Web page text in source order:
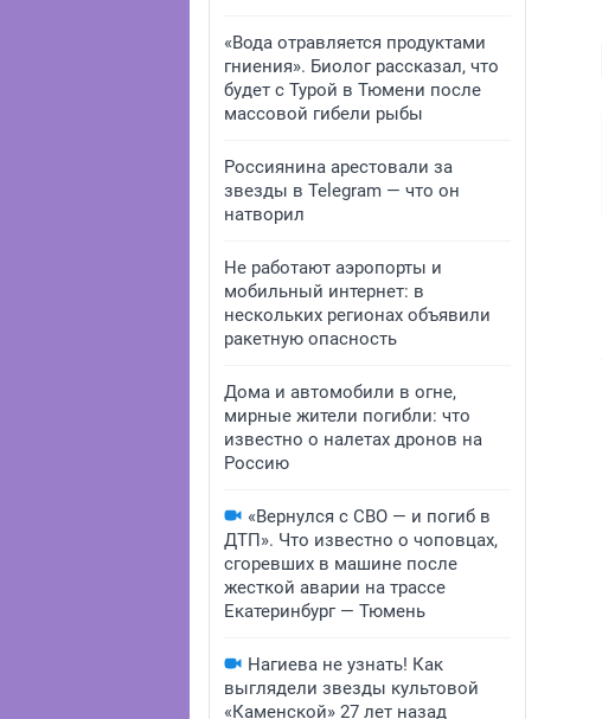
«Вода отравляется продуктами
гниения». Биолог рассказал, что
будет с Турой в Тюмени после
массовой гибели рыбы
Россиянина арестовали за
звезды в Telegram — что он
натворил
Не работают аэропорты и
мобильный интернет: в
нескольких регионах объявили
ракетную опасность
Дома и автомобили в огне,
мирные жители погибли: что
известно о налетах дронов на
Россию
«Вернулся с СВО — и погиб в
ДТП». Что известно о чоповцах,
сгоревших в машине после
жесткой аварии на трассе
Екатеринбург — Тюмень
Нагиева не узнать! Как
выглядели звезды культовой
«Каменской» 27 лет назад